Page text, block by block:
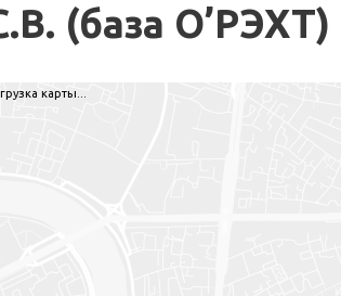
(база О’РЭХТ)
карты...